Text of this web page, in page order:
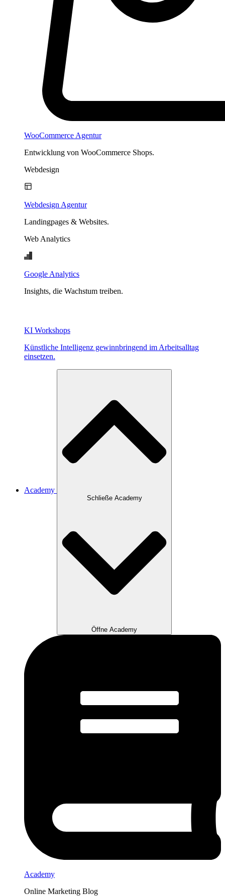
WooCommerce Agentur
Entwicklung von WooCommerce Shops.
Webdesign
Webdesign Agentur
Landingpages & Websites.
Web Analytics
Google Analytics
Insights, die Wachstum treiben.
KI Workshops
Künstliche Intelligenz gewinnbringend im Arbeitsalltag
einsetzen.
Academy
Schließe Academy
Öffne Academy
Academy
Online Marketing Blog